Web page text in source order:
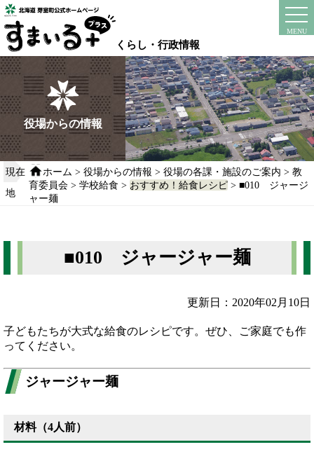
本
文
へ
移
動
る
くらし・行政情報
MENU
instagram
役場からの情報
現在
地
ホーム >役場からの情報 >役場の各課・施設のご案内 >教
育委員会 >学校給食 > おすすめ！給食レシピ > ■010 ジャージ
ャー麺
■010 ジャージャー麺
更新日：2020年02月10日
子どもたちが大式な給食のレシピです。ぜひ、ご家庭でも作
ってください。
ジャージャー麺
材料（4人前）